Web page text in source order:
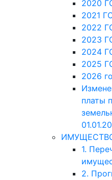
2020
2021
2022
2023
2024
2025
2026
платы
1.
2.